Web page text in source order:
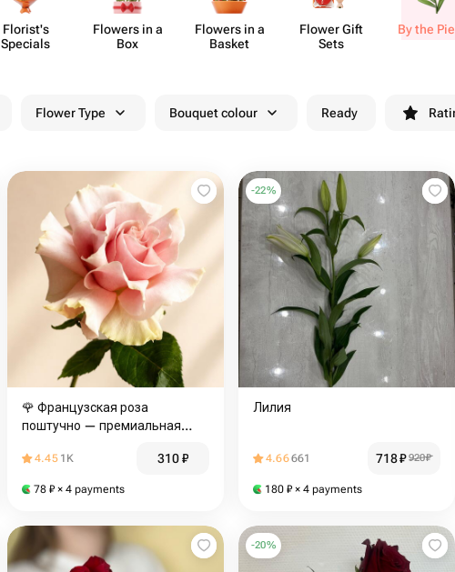
Florist's
Specials
Flowers in a
Box
Flowers in a
Basket
Flower Gift
Sets
By the
Flower Type Bouquet colour Ready
🌹 Французская роза
поштучно — премиальная
4.45 1K 310₽
78 ₽ × 4 payments
-22%
Лилия
4.66661 718₽ 920₽
180 ₽ × 4 payments
-20%